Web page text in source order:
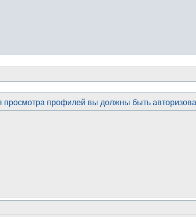
просмотра профилей вы должны быть